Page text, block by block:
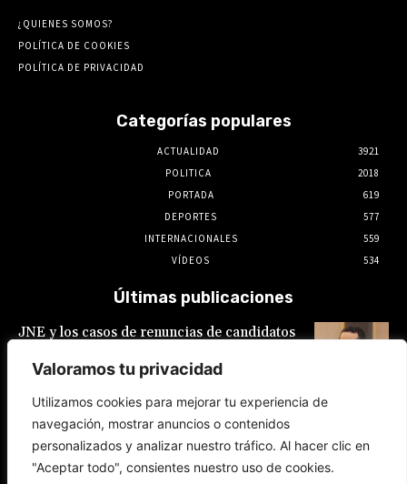
Valoramos tu privacidad
Utilizamos cookies para mejorar tu experiencia de
navegación, mostrar anuncios o contenidos
personalizados y analizar nuestro tráfico. Al hacer clic en
"Aceptar todo", consientes nuestro uso de cookies.
¿QUIENES SOMOS?
POLÍTICA DE COOKIES
POLÍTICA DE PRIVACIDAD
Categorías populares
ACTUALIDAD
3921
POLITICA
2018
PORTADA
619
DEPORTES
577
INTERNACIONALES
559
VÍDEOS
534
Últimas publicaciones
JNE y los casos de renuncias de candidatos
Constitución está por encima del reglamento
Rafael López Aliaga recibe sin rubor la
renuncia de Luis Rubio a la candidatura a la
alcaldía de Lima